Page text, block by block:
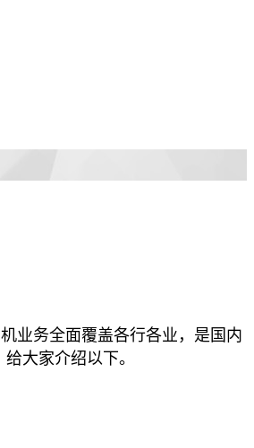
业务全面覆盖各行各业，是国内
大家介绍以下。